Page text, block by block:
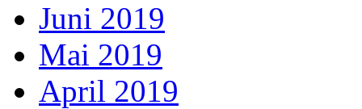
Juni 2019
Mai 2019
April 2019